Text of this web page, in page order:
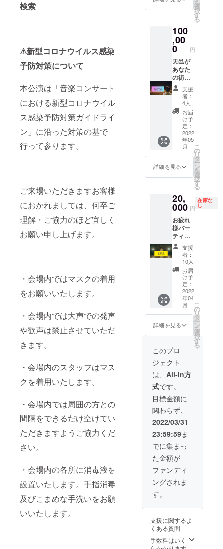
検索
⚠︎新型コロナウイルス感染
予防対策について
本公演は「音楽コンサート
における新型コロナウイル
ス感染予防対策ガイドライ
ン」に沿った対策の基で
行って参ります。
ご来場いただきますお客様
におかれましては、何卒ご
理解・ご協力のほど宜しく
お願い申し上げます。
・会場内ではマスクの着用
をお願いいたします。
・会場内では大声での発声
や歓声は禁止させていただ
きます。
・会場内のスタッフはマス
クを着用いたします。
・会場内では周囲の方との
間隔をできるだけ空けてい
ただきますようご協力くだ
さい。
・会場内の各所に消毒液を
設置いたします。手指消毒
及びこまめな手洗いをお願
いいたします。
法▶︎
イヤー
に登録
頂いた
郵送で
お送り
致しま
す。 ※
送料込
までの
到着が
出来な
い事も
ござい
ますの
でご了
承下さ
い。 お
届け方
法▶︎
キャン
プファ
イヤー
に登録
頂いた
住所へ
郵送で
送料込
み
イヤー
に登録
頂いた
メール
アドレ
スへギ
ガファ
イル便
でメー
ルにて
お送り
致しま
す。
データ
届いた
際は必
ずダウ
ンロー
ダウン
ロード
いただ
くよう
お願い
致しま
す。 ※
ギガ
ファイ
ル便に
ついて
使用不
明点等
あれば
遠慮な
く問い
合わせ
ので約
１か月
く聴け
ちゃい
ます。
スマホ
で簡単
に視聴
できる
ようギ
ガファ
イル便
URL
と、CD
をお送
り致し
ます。
このリ
ターン
限定の
手書き
の歌詞
付き。
ご希望
の方に
はサイ
ンをさ
せて頂
きます
のでご
希望の
宛名を
備考欄
にご記
入お願
い致し
ます。
お届け
方法▶︎
イヤー
に登録
頂いた
メール
アドレ
スへギ
ガファ
イル便
URLの
お送り
と、 登
録頂い
た住所
へCDを
スマー
トレ
ターに
て郵送
データ
届いた
際は必
ずダウ
ンロー
を
選
択
す
る
100
,00
0 円
天邑が
あなた
の街へ
出張ラ
イブへ
伺いま
す。 こ
んな形
でライ
ブをす
るのは
初めて
なの
で、す
ごく楽
し
ギター
持ち込
んでの
弾き語
りライ
ブ。
（生音
可） 約
60分１
ステー
ジ制。
※会場ま
での交
通費別
途御負
担いた
だきま
西圏外
の場
合、別
途交通
費＋宿
泊費を
御負担
いただ
きま
す。(国
内のみ)
※スタッ
フが1名
同行致
しま
す。 ※
会場は
基本屋
ただき
ます。
※会場が
ご用意
できな
支援
者：
4人
お届
け予
定：
2022
年05
月
詳細を見る
こ
の
リ
タ
ー
ン
を
選
択
す
る
20,
000 円
在庫な
し
お疲れ
様パー
ティー
！ 〜天
邑と一
緒に食
べ飲み
ライブ
お疲れ
様会〜
※※※10
人限
定！早
い者勝
ち！※※※
日時
▶︎2022
年4月17
日(日)
19:00〜
21:00
会場▶︎
最寄り
駅 JR
阪和線
鳳駅
※
詳しい
会場の
詳細は
メール
にて個
別にお
送り致
容▶︎
料理で
飲み物
飲み放
題
支援
者：
10人
お届
け予
定：
2022
年04
月
詳細を見る
こ
の
リ
タ
ー
ン
を
選
択
す
る
このプロ
ジェクト
は、 All-In方
式です。
目標金額に
関わらず、
2022/03/31
23:59:59ま
でに集まっ
た金額が
ファンディ
ングされま
す。
支援に関するよ
くある質問
手数料はいく